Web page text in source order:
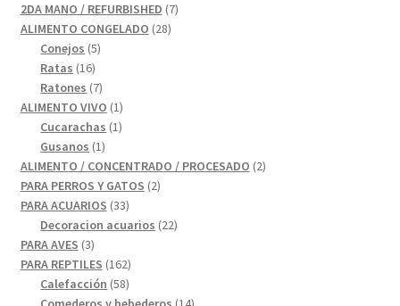
2DA MANO / REFURBISHED 77
ALIMENTO CONGELADO 2828
Conejos 55
Ratas 1616
productos
Ratones 77
productos
ALIMENTO VIVO 11
producto
Cucarachas 11
Gusanos 11
producto
ALIMENTO / CONCENTRADO / PROCESADO 22
PARA PERROS Y GATOS 22
PARA ACUARIOS 3333
productos
Decoracion acuarios 2222
PARA AVES 33
productos
PARA REPTILES 162162
productos
Calefacción 5858
productos 14